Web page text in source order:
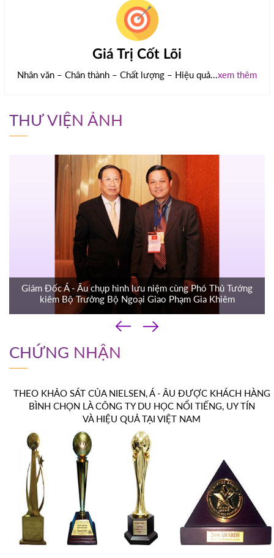
Giá Trị Cốt Lõi
Nhân văn – Chân thành – Chất lượng – Hiệu quả...xem thêm
THƯ VIỆN ẢNH
Giám Đốc Á - Âu chụp hình lưu niệm cùng Phó Thủ Tướng
kiêm Bộ Trưởng Bộ Ngoại Giao Phạm Gia Khiêm
‹
›
CHỨNG NHẬN
THEO KHẢO SÁT CỦA NIELSEN, Á - ÂU ĐƯỢC KHÁCH HÀNG
BÌNH CHỌN LÀ CÔNG TY DU HỌC NỔI TIẾNG, UY TÍN
VÀ HIỆU QUẢ TẠI VIỆT NAM